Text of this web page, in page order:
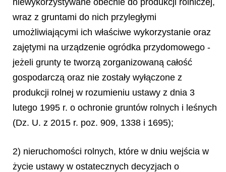
niewykorzystywane obecnie do produkcji rolniczej,
wraz z gruntami do nich przyległymi
umożliwiającymi ich właściwe wykorzystanie oraz
zajętymi na urządzenie ogródka przydomowego -
jeżeli grunty te tworzą zorganizowaną całość
gospodarczą oraz nie zostały wyłączone z
produkcji rolnej w rozumieniu ustawy z dnia 3
lutego 1995 r. o ochronie gruntów rolnych i leśnych
(Dz. U. z 2015 r. poz. 909, 1338 i 1695);
2) nieruchomości rolnych, które w dniu wejścia w
życie ustawy w ostatecznych decyzjach o